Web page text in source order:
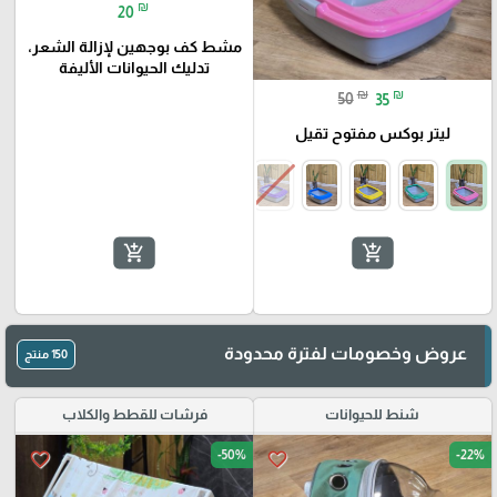
50 ₪ 35 ₪
ليتر بوكس مفتوح تقيل
add_shopping_cart
20 ₪
مشط كف بوجهين لإزالة الشعر،
تدليك الحيوانات الأليفة
add_shopping_cart
عروض وخصومات لفترة محدودة 150 منتج
شنط للحيوانات
favorite_border -22%
فرشات للقطط والكلاب
favorite_border -50%